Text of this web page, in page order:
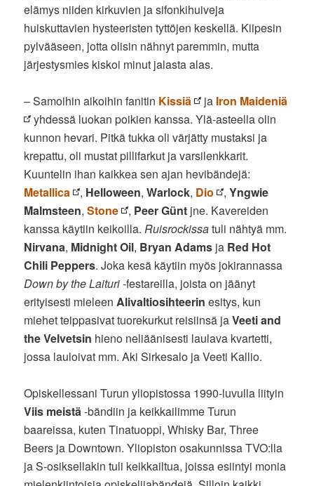
elämys niiden kirkuvien ja sifonkihuiveja
huiskuttavien hysteeristen tyttöjen keskellä. Kiipesin
pylvääseen, jotta olisin nähnyt paremmin, mutta
järjestysmies kiskoi minut jalasta alas.
– Samoihin aikoihin fanitin Kissiä ja Iron Maideniä
yhdessä luokan poikien kanssa. Ylä-asteella olin
kunnon hevari. Pitkä tukka oli värjätty mustaksi ja
krepattu, oli mustat pillifarkut ja varsilenkkarit.
Kuuntelin ihan kaikkea sen ajan hevibändejä:
Metallica
, Helloween,Warlock, Dio ,Yngwie
Malmsteen,Stone , Peer Günt jne. Kavereiden
kanssa käytiin keikoilla. Ruisrockissatuli nähtyä mm.
Nirvana, Midnight Oil, Bryan Adams ja Red Hot
Chili Peppers. Joka kesä käytiin myös jokirannassa
Down by the Laituri-festareilla, joista on jäänyt
erityisesti mieleen Alivaltiosihteerinesitys, kun
miehet teippasivat tuorekurkut reisiinsä jaVeeti and
the Velvetsin hieno neliäänisesti laulava kvartetti,
jossa lauloivat mm. Aki Sirkesalo ja Veeti Kallio.
Opiskellessani Turun yliopistossa 1990-luvulla liityin
Viis meistä -bändiin ja keikkailimme Turun
baareissa, kuten Tinatuoppi, Whisky Bar, Three
Beers ja Downtown. Yliopiston osakunnissa TVO:lla
ja S-osiksellakin tuli keikkailtua, joissa esiintyi monia